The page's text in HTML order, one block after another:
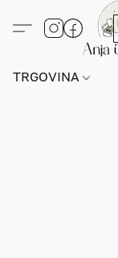
TRGOVINA